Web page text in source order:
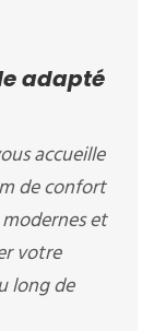
adapté
accueille
de confort
et
votre
long de